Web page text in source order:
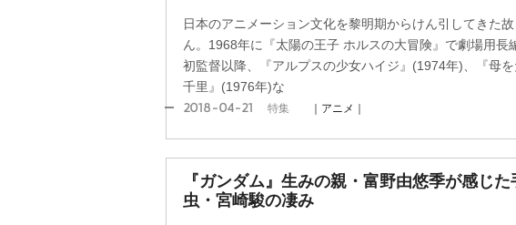
日本のアニメーション文化を黎明期からけん引してきた故
ん。1968年に『太陽の王子 ホルスの大冒険』で劇場用長
初監督以降、『アルプスの少女ハイジ』(1974年)、『母
千里』(1976年)な
2018-04-21 特集 ｜アニメ｜
『ガンダム』生みの親・富野由悠季が感じた
虫・宮崎駿の凄み